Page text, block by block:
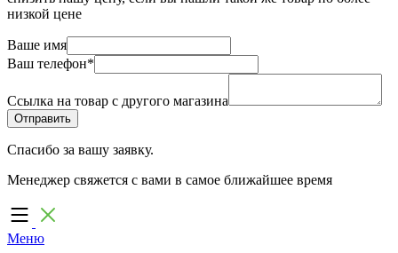
низкой цене
Ваше имя
Ваш телефон*
Ссылка на товар с другого магазина
Спасибо за вашу заявку.
Менеджер свяжется с вами в самое ближайшее время
Меню